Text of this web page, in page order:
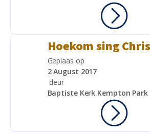
Hoekom sing
Geplaas op
2 August 2017
deur
Baptiste Kerk Kempton Park